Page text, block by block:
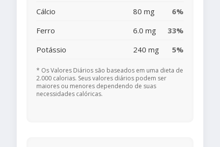
Cálcio
80 mg
6%
Ferro
6.0 mg
33%
Potássio
240 mg 5%
* Os Valores Diários são baseados em uma dieta de
2.000 calorias. Seus valores diários podem ser
maiores ou menores dependendo de suas
necessidades calóricas.